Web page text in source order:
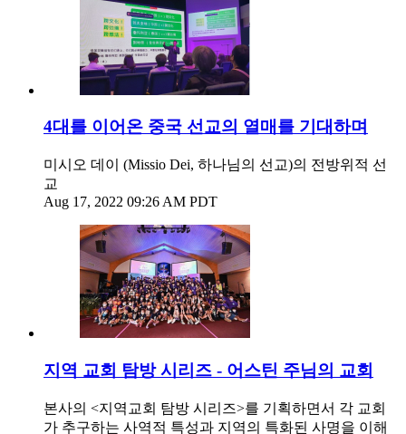
4대를 이어온 중국 선교의 열매를 기대하며
미시오 데이 (Missio Dei, 하나님의 선교)의 전방위적 선
교
Aug 17, 2022 09:26 AM PDT
지역 교회 탐방 시리즈 - 어스틴 주님의 교회
본사의 <지역교회 탐방 시리즈>를 기획하면서 각 교회
가 추구하는 사역적 특성과 지역의 특화된 사명을 이해